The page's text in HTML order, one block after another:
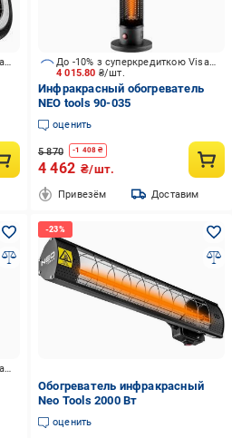
До -10% з суперкредиткою Visa Вигода
4 015.80 ₴/шт.
До -10% з суперкредиткою Visa Вигода
Инфракрасный обогреватель
NEO tools 90-035
оценить
5 870 -1 408 ₴
4 462 ₴/шт.
Привезём Доставим
До -10% з суперкредиткою Visa Вигода
Обогреватель инфракрасный
Neo Tools 2000 Вт
оценить